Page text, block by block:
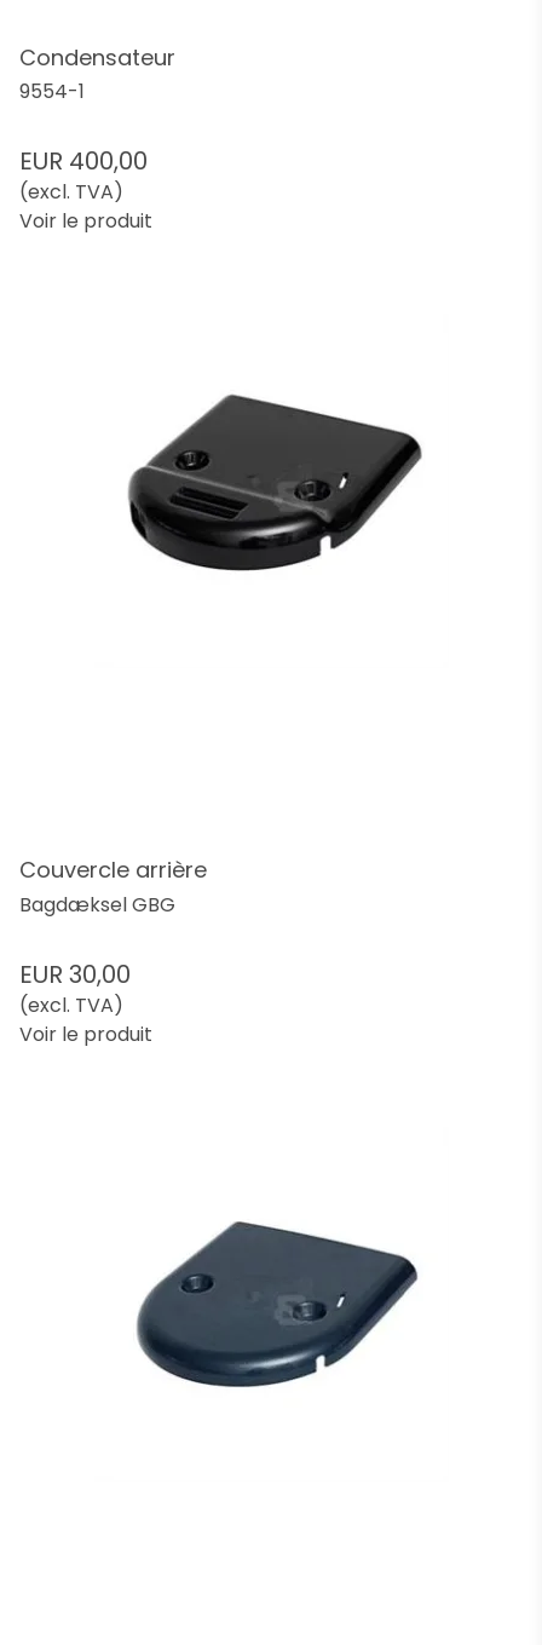
Condensateur
9554-1
EUR 400,00
(excl. TVA)
Voir le produit
Couvercle arrière
Bagdæksel GBG
EUR 30,00
(excl. TVA)
Voir le produit